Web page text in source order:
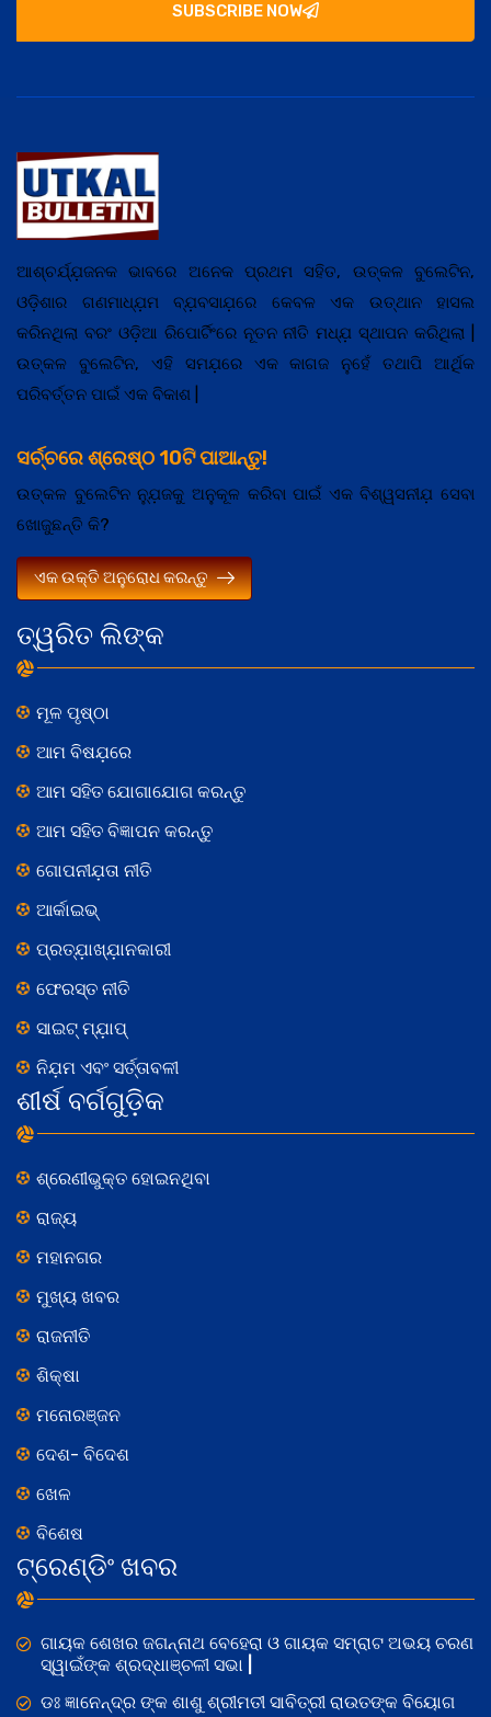
SUBSCRIBE NOW
ତ୍ୱରିତ ଲିଙ୍କ
ମୂଳ ପୃଷ୍ଠା
ଆମ ବିଷଯ଼ରେ
ଆମ ସହିତ ଯୋଗାଯୋଗ କରନ୍ତୁ
ଆମ ସହିତ ବିଜ୍ଞାପନ କରନ୍ତୁ
ଗୋପନୀଯ଼ତା ନୀତି
ଆର୍କାଇଭ୍
ପ୍ରତ୍ଯ଼ାଖ୍ଯ଼ାନକାରୀ
ଫେରସ୍ତ ନୀତି
ସାଇଟ୍ ମ୍ଯ଼ାପ୍
ନିଯ଼ମ ଏବଂ ସର୍ତ୍ତାବଳୀ
ଶୀର୍ଷ ବର୍ଗଗୁଡ଼ିକ
ଶ୍ରେଣୀଭୁକ୍ତ ହୋଇନଥିବା
ରାଜ୍ୟ
ମହାନଗର
ମୁଖ୍ୟ ଖବର
ରାଜନୀତି
ଶିକ୍ଷା
ମନୋରଞ୍ଜନ
ଦେଶ- ବିଦେଶ
ଖେଳ
ବିଶେଷ
ଟ୍ରେଣ୍ଡିଂ ଖବର
ଗାୟକ ଶେଖର ଜଗନ୍ନାଥ ବେହେରା ଓ ଗାୟକ ସମ୍ରାଟ ଅଭୟ ଚରଣ
ସ୍ୱାଇଁଙ୍କ ଶ୍ରଦ୍ଧାଞ୍ଚଳୀ ସଭା |
ଡଃ ଜ୍ଞାନେନ୍ଦ୍ର ଙ୍କ ଶାଶୁ ଶ୍ରୀମତୀ ସାବିତ୍ରୀ ରାଉତଙ୍କ ବିୟୋଗ
ଆଶ୍ଚର୍ଯ୍ଯ଼ଜନକ ଭାବରେ ଅନେକ ପ୍ରଥମ ସହିତ, ଉତ୍କଳ ବୁଲେଟିନ,
ଓଡ଼ିଶାର ଗଣମାଧ୍ଯ଼ମ ବ୍ଯ଼ବସାଯ଼ରେ କେବଳ ଏକ ଉତ୍ଥାନ ହାସଲ
କରିନଥିଲା ବରଂ ଓଡ଼ିଆ ରିପୋର୍ଟିଂରେ ନୂତନ ନୀତି ମଧ୍ଯ଼ ସ୍ଥାପନ କରିଥିଲା |
ଉତ୍କଳ ବୁଲେଟିନ, ଏହି ସମଯ଼ରେ ଏକ କାଗଜ ନୁହେଁ ତଥାପି ଆର୍ଥିକ
ପରିବର୍ତ୍ତନ ପାଇଁ ଏକ ବିକାଶ |
ସର୍ଚ୍ଚରେ ଶ୍ରେଷ୍ଠ 10ଟି ପାଆନ୍ତୁ!
ଉତ୍କଳ ବୁଲେଟିନ ନ୍ଯ଼ୁଜକୁ ଅନୁକୂଳ କରିବା ପାଇଁ ଏକ ବିଶ୍ୱସନୀଯ଼ ସେବା
ଖୋଜୁଛନ୍ତି କି?
ଏକ ଉକ୍ତି ଅନୁରୋଧ କରନ୍ତୁ